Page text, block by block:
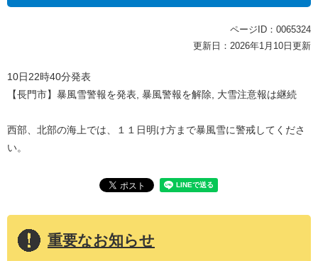
ページID：0065324
更新日：2026年1月10日更新
10日22時40分発表
【長門市】暴風雪警報を発表, 暴風警報を解除, 大雪注意報は継続
西部、北部の海上では、１１日明け方まで暴風雪に警戒してくださ
い。
重要なお知らせ